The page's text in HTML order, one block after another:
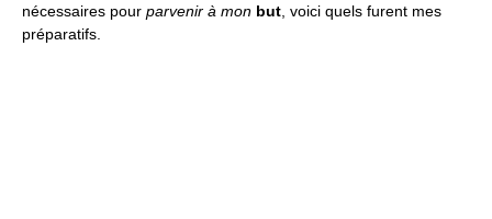
nécessaires pour parvenir à mon but , voici quels furent mes
préparatifs.